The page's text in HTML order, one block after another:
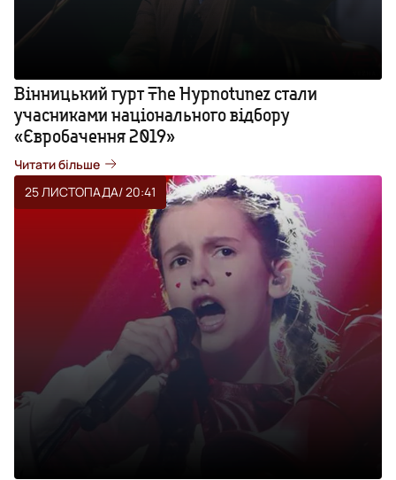
Вінницький гурт The Hypnotunez стали
учасниками національного відбору
«Євробачення 2019»
Читати більше
25 ЛИСТОПАДА/ 20:41